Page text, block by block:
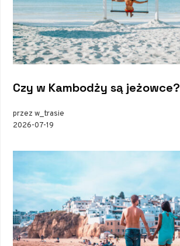
Czy w Kambodży są jeżowce?
przez w_trasie
2026-07-19